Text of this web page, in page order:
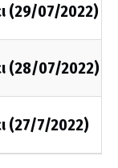
(29/07/2022)
(28/07/2022)
(27/7/2022)